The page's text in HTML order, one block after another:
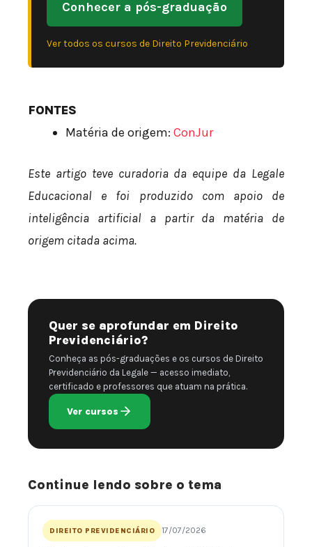
Conhecer a pós-graduação
Ver todos os cursos de Direito Previdenciário
FONTES
Matéria de origem: ConJur
Este artigo teve curadoria da equipe da Legale
Educacional e foi produzido com apoio de
inteligência artificial a partir da matéria de
origem citada acima.
Quer se aprofundar em Direito
Previdenciário?
Conheça as pós-graduações e os cursos de Direito
Previdenciário da Legale — acesso imediato,
certificado e professores que atuam na prática.
Ver cursos
Continue lendo sobre o tema
DIREITO PREVIDENCIÁRIO 17/07/2026